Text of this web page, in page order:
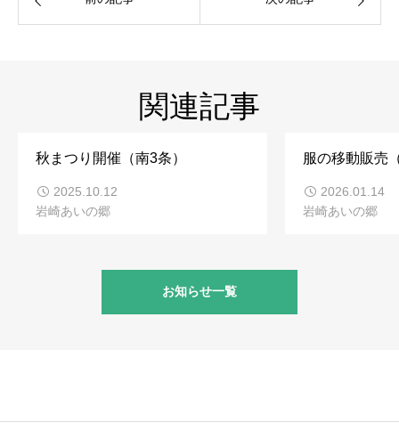
関連記事
秋まつり開催（南3条）
2025.10.12
岩崎あいの郷
服の移動販売
2026.01.14
岩崎あいの郷
お知らせ一覧